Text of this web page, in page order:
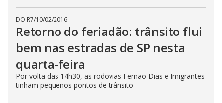
DO R7/10/02/2016
Retorno do feriadão: trânsito flui
bem nas estradas de SP nesta
quarta-feira
Por volta das 14h30, as rodovias Fernão Dias e Imigrantes
tinham pequenos pontos de trânsito